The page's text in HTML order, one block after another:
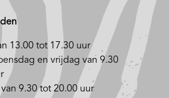
13.00 tot 17.30 uur
en vrijdag van 9.30
9.30 tot 20.00 uur